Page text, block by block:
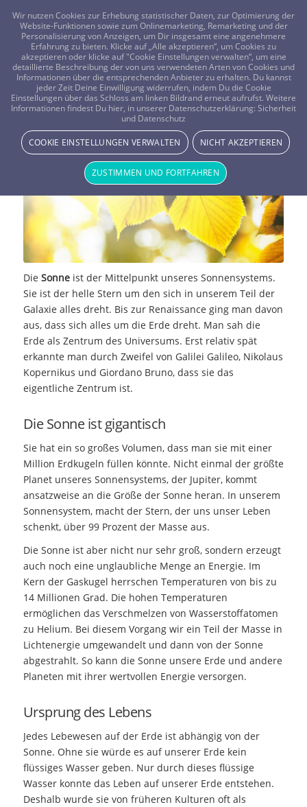
FRAGEN? KOSTENLOS ANRUFEN: 0800-8478266
Die Sonne, Quelle unseres Lebens
Die Sonneist der Mittelpunkt unseres Sonnensystems.
Sie ist der helle Stern um den sich in unserem Teil der
Galaxie alles dreht. Bis zur Renaissance ging man davon
aus, dass sich alles um die Erde dreht. Man sah die
Erde als Zentrum des Universums. Erst relativ spät
erkannte man durch Zweifel von Galilei Galileo, Nikolaus
Kopernikus und Giordano Bruno, dass sie das
eigentliche Zentrum ist.
Die Sonne ist gigantisch
Sie hat ein so großes Volumen, dass man sie mit einer
Million Erdkugeln füllen könnte. Nicht einmal der größte
Planet unseres Sonnensystems, der Jupiter, kommt
ansatzweise an die Größe der Sonne heran. In unserem
Sonnensystem, macht der Stern, der uns unser Leben
schenkt, über 99 Prozent der Masse aus.
Die Sonne ist aber nicht nur sehr groß, sondern erzeugt
auch noch eine unglaubliche Menge an Energie. Im
Kern der Gaskugel herrschen Temperaturen von bis zu
14 Millionen Grad. Die hohen Temperaturen
ermöglichen das Verschmelzen von Wasserstoffatomen
zu Helium. Bei diesem Vorgang wir ein Teil der Masse in
Lichtenergie umgewandelt und dann von der Sonne
abgestrahlt. So kann die Sonne unsere Erde und andere
Planeten mit ihrer wertvollen Energie versorgen.
Ursprung des Lebens
Jedes Lebewesen auf der Erde ist abhängig von der
Sonne. Ohne sie würde es auf unserer Erde kein
flüssiges Wasser geben. Nur durch dieses flüssige
Wasser konnte das Leben auf unserer Erde entstehen.
Deshalb wurde sie von früheren Kulturen oft als
Wir nutzen Cookies zur Erhebung statistischer Daten, zur Optimierung der
Website-Funktionen sowie zum Onlinemarketing, Remarketing und der
Personalisierung von Anzeigen, um Dir insgesamt eine angenehmere
Erfahrung zu bieten. Klicke auf „Alle akzeptieren“, um Cookies zu
akzeptieren oder klicke auf "Cookie Einstellungen verwalten“, um eine
detaillierte Beschreibung der von uns verwendeten Arten von Cookies und
Informationen über die entsprechenden Anbieter zu erhalten. Du kannst
jeder Zeit Deine Einwilligung widerrufen, indem Du die Cookie
Einstellungen über das Schloss am linken Bildrand erneut aufrufst. Weitere
Informationen findest Du hier, in unserer Datenschutzerklärung: Sicherheit
und Datenschutz
COOKIE EINSTELLUNGEN VERWALTEN NICHT AKZEPTIEREN
ZUSTIMMEN UND FORTFAHREN